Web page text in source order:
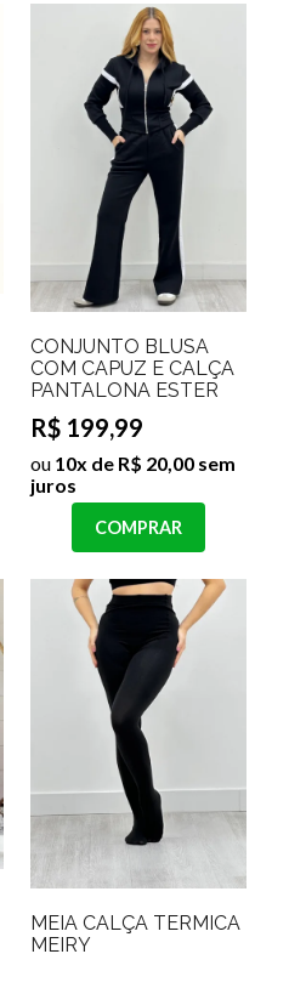
CONJUNTO BLUSA
COM CAPUZ E CALÇA
PANTALONA ESTER
R$ 199,99
ou 10x de R$ 20,00 sem
juros
COMPRAR
MEIA CALÇA TERMICA
MEIRY